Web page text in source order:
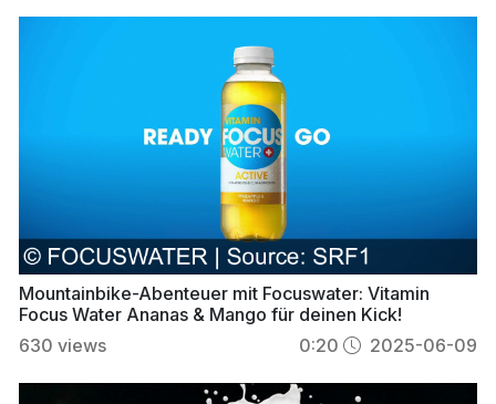
Mountainbike-Abenteuer mit Focuswater: Vitamin
Focus Water Ananas & Mango für deinen Kick!
630 views 0:20 2025-06-09